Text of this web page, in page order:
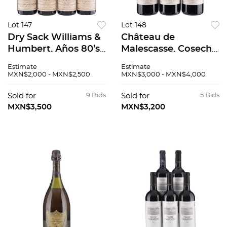
Lot 147
Dry Sack Williams &
Humbert. Años 80’s.
España. Piezas: 6. 88
Estimate
MXN$2,000 - MXN$2,500
9 Bids
Sold for
MXN$3,500
Lot 148
Château de
Malescasse. Cosecha:
Francia. Niveles: en
/ 100.
Estimate
MXN$3,000 - MXN$4,000
5 Bids
Sold for
MXN$3,200